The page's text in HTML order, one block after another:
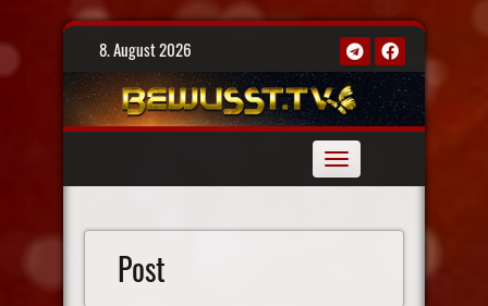
Skip
8. August 2026
Toggle
navigation
Post